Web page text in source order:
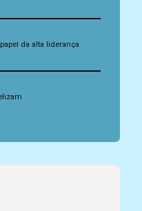
da alta liderança